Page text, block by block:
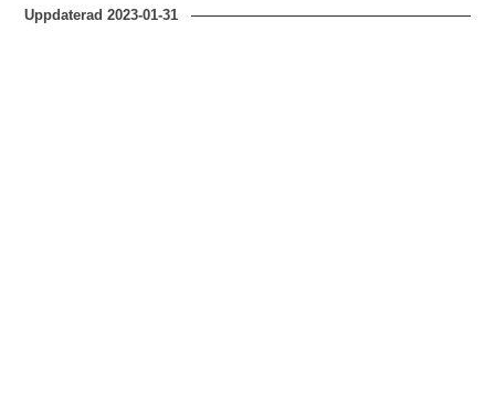
Uppdaterad2023-01-31